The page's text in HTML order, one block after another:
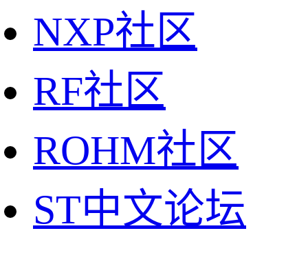
NXP社区
RF社区
ROHM社区
ST中文论坛